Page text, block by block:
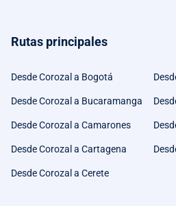
Rutas principales
Desde Corozal a Bogotá
Desde Corozal a Bucaramanga
Desde Corozal a Camarones
Desde Corozal a Cartagena
Desde Corozal a Cerete